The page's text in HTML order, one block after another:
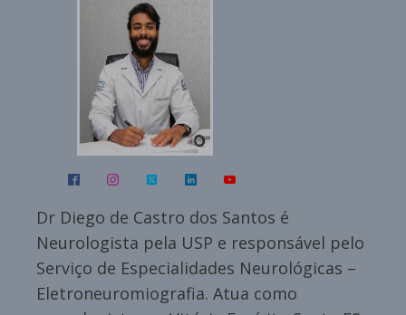
Dr Diego de Castro dos Santos é
Neurologista pela USP e responsável pelo
Serviço de Especialidades Neurológicas –
Eletroneuromiografia. Atua como